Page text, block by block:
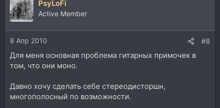
PsyLoFi
Active Member
8 Апр 2010 #8
Для меня основная проблема гитарных примочек в
том, что они моно.
Давно хочу сделать себе стереодисторшн,
многополосный по возможности.